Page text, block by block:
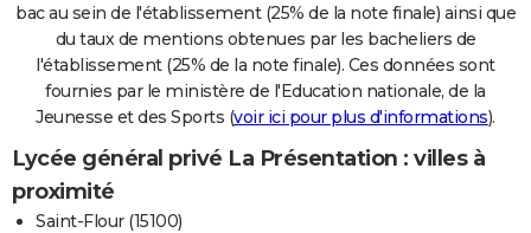
bac au sein de l'établissement (25% de la note finale) ainsi que
du taux de mentions obtenues par les bacheliers de
l'établissement (25% de la note finale). Ces données sont
fournies par le ministère de l'Education nationale, de la
Jeunesse et des Sports (voir ici pour plus d'informations).
Lycée général privé La Présentation : villes à
proximité
Saint-Flour (15100)